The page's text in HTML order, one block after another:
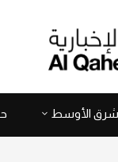
الأوسط